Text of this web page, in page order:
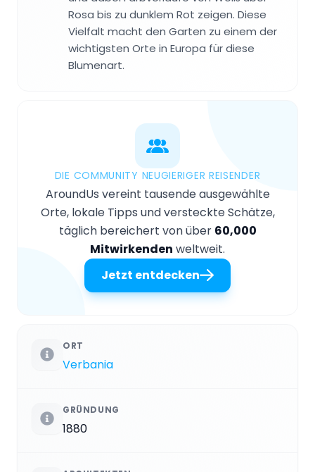
Rosa bis zu dunklem Rot zeigen. Diese
Vielfalt macht den Garten zu einem der
wichtigsten Orte in Europa für diese
Blumenart.
DIE COMMUNITY NEUGIERIGER REISENDER
AroundUs vereint tausende ausgewählte
Orte, lokale Tipps und versteckte Schätze,
täglich bereichert von über 60,000
Mitwirkenden weltweit.
Jetzt entdecken
ORT
Verbania
GRÜNDUNG
1880